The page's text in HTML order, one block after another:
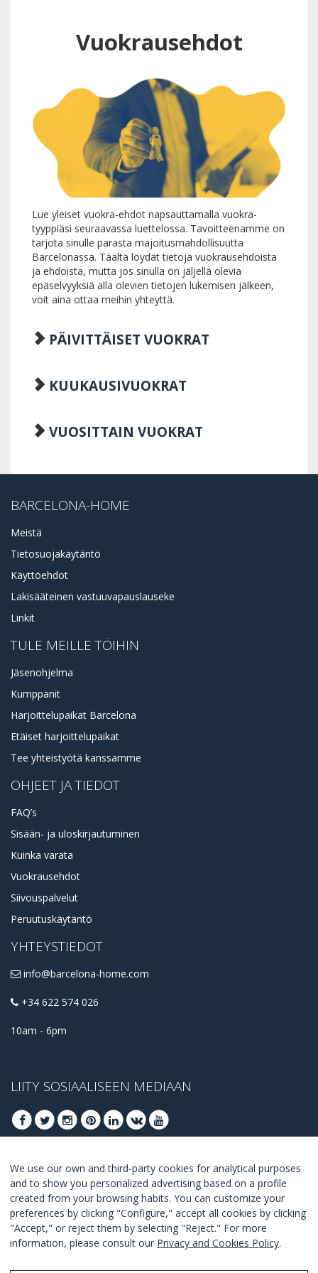
Vuokrausehdot
Lue yleiset vuokra-ehdot napsauttamalla vuokra-
tyyppiäsi seuraavassa luettelossa. Tavoitteenamme on
tarjota sinulle parasta majoitusmahdollisuutta
Barcelonassa. Täältä löydät tietoja vuokrausehdoista
ja ehdoista, mutta jos sinulla on jäljellä olevia
epäselvyyksiä alla olevien tietojen lukemisen jälkeen,
voit aina ottaa meihin yhteyttä.
PÄIVITTÄISET VUOKRAT
KUUKAUSIVUOKRAT
VUOSITTAIN VUOKRAT
BARCELONA-HOME
Meistä
Tietosuojakäytäntö
Käyttöehdot
Lakisääteinen vastuuvapauslauseke
Linkit
TULE MEILLE TÖIHIN
Jäsenohjelma
Kumppanit
Harjoittelupaikat Barcelona
Etäiset harjoittelupaikat
Tee yhteistyötä kanssamme
OHJEET JA TIEDOT
FAQ’s
Sisään- ja uloskirjautuminen
Kuinka varata
Vuokrausehdot
Siivouspalvelut
Peruutuskäytäntö
YHTEYSTIEDOT
info@barcelona-home.com
+34 622 574 026
10am - 6pm
LIITY SOSIAALISEEN MEDIAAN
LIITY SAADAKSESI PARHAAT TARJOUKSET
LIITY
I Agree with the terms and conditions
We use our own and third-party cookies for analytical purposes
and to show you personalized advertising based on a profile
created from your browsing habits. You can customize your
preferences by clicking "Configure," accept all cookies by clicking
"Accept," or reject them by selecting "Reject." For more
information, please consult our Privacy and Cookies Policy.